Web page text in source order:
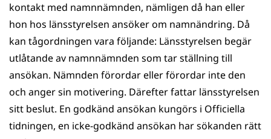
kontakt med namnnämnden, nämligen då han eller
hon hos länsstyrelsen ansöker om namnändring. Då
kan tågordningen vara följande: Länsstyrelsen begär
utlåtande av namnnämnden som tar ställning till
ansökan. Nämnden förordar eller förordar inte den
och anger sin motivering. Därefter fattar länsstyrelsen
sitt beslut. En godkänd ansökan kungörs i Officiella
tidningen, en icke-godkänd ansökan har sökanden rätt